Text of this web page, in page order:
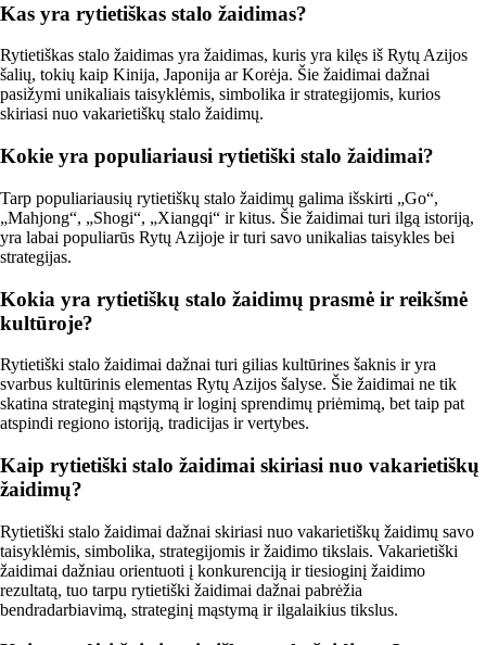
Kas yra rytietiškas stalo žaidimas?
Rytietiškas stalo žaidimas yra žaidimas, kuris yra kilęs iš Rytų Azijos
šalių, tokių kaip Kinija, Japonija ar Korėja. Šie žaidimai dažnai
pasižymi unikaliais taisyklėmis, simbolika ir strategijomis, kurios
skiriasi nuo vakarietiškų stalo žaidimų.
Kokie yra populiariausi rytietiški stalo žaidimai?
Tarp populiariausių rytietiškų stalo žaidimų galima išskirti „Go“,
„Mahjong“, „Shogi“, „Xiangqi“ ir kitus. Šie žaidimai turi ilgą istoriją,
yra labai populiarūs Rytų Azijoje ir turi savo unikalias taisykles bei
strategijas.
Kokia yra rytietiškų stalo žaidimų prasmė ir reikšmė
kultūroje?
Rytietiški stalo žaidimai dažnai turi gilias kultūrines šaknis ir yra
svarbus kultūrinis elementas Rytų Azijos šalyse. Šie žaidimai ne tik
skatina strateginį mąstymą ir loginį sprendimų priėmimą, bet taip pat
atspindi regiono istoriją, tradicijas ir vertybes.
Kaip rytietiški stalo žaidimai skiriasi nuo vakarietiškų
žaidimų?
Rytietiški stalo žaidimai dažnai skiriasi nuo vakarietiškų žaidimų savo
taisyklėmis, simbolika, strategijomis ir žaidimo tikslais. Vakarietiški
žaidimai dažniau orientuoti į konkurenciją ir tiesioginį žaidimo
rezultatą, tuo tarpu rytietiški žaidimai dažnai pabrėžia
bendradarbiavimą, strateginį mąstymą ir ilgalaikius tikslus.